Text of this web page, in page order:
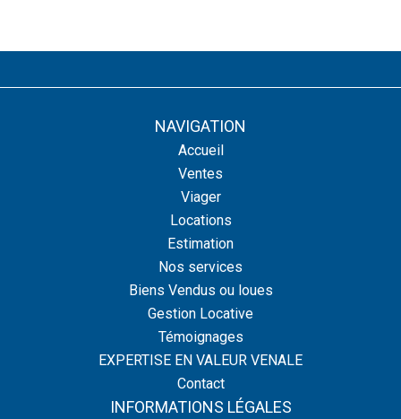
NAVIGATION
Accueil
Ventes
Viager
Locations
Estimation
Nos services
Biens Vendus ou loues
Gestion Locative
Témoignages
EXPERTISE EN VALEUR VENALE
Contact
INFORMATIONS LÉGALES